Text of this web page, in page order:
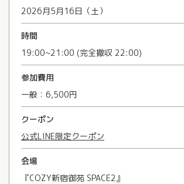
2026月5月16日（土）
時間
19:00~21:00 (完全撤収 22:00)
参加費用
一般：6,500円
クーポン
公式LINE限定クーポン
会場
『COZY新宿御苑 SPACE2』